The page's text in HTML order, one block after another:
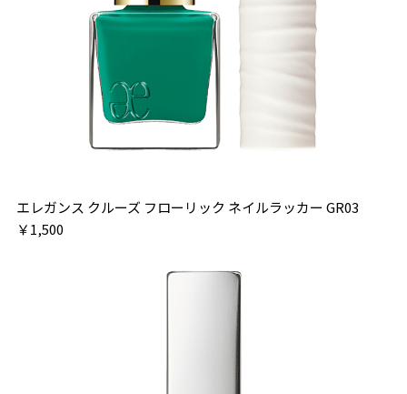
エレガンス クルーズ フローリック ネイルラッカー GR03
￥1,500